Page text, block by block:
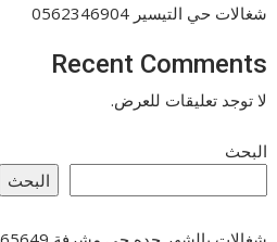
شغالات حي التيسير 0562346904
Recent Comments
لا توجد تعليقات للعرض.
البحث
البحث